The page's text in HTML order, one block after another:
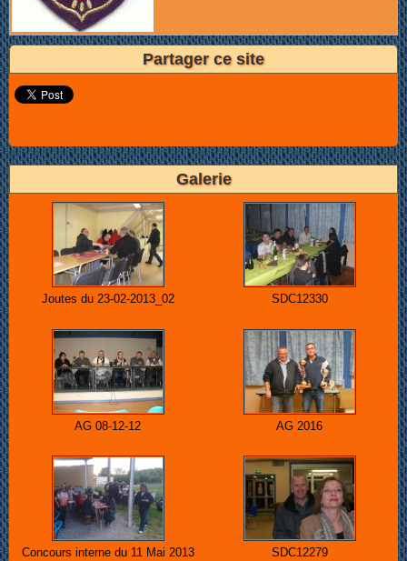
Partager ce site
Galerie
Joutes du 23-02-2013_02 SDC12330
AG 08-12-12 AG 2016
Concours interne du 11 Mai 2013 SDC12279